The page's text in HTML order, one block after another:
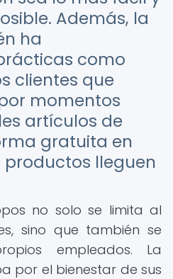
Además, la
ha
como
clientes que
momentos
artículos de
gratuita en
productos lleguen
no solo se limita al
sino que también se
empleados. La
por el bienestar de sus